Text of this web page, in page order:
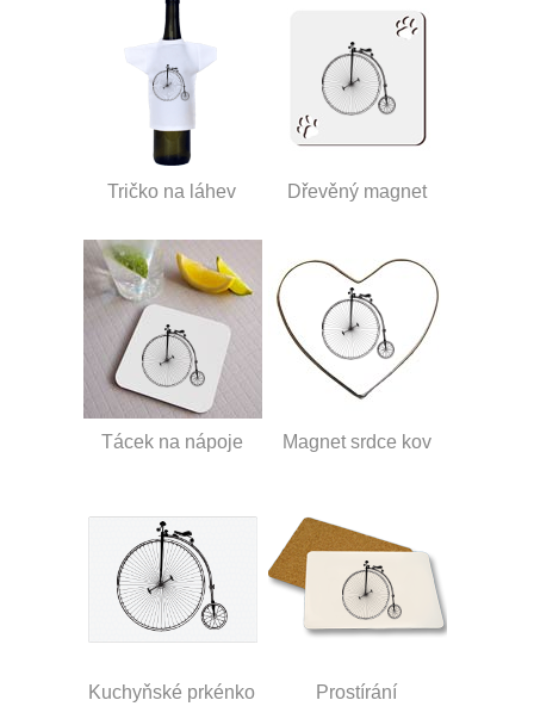
Tričko na láhev Dřevěný magnet
Tácek na nápoje Magnet srdce kov
Kuchyňské prkénko Prostírání